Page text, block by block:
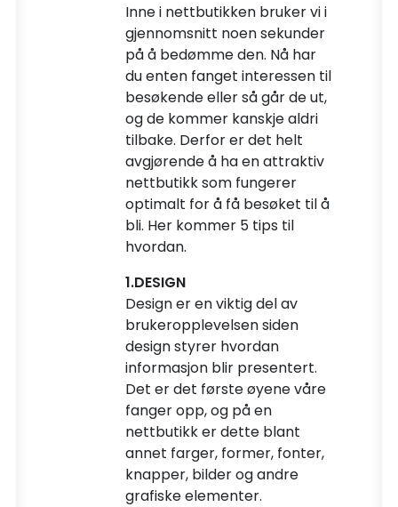
Inne i nettbutikken bruker vi i
gjennomsnitt noen sekunder
på å bedømme den. Nå har
du enten fanget interessen til
besøkende eller så går de ut,
og de kommer kanskje aldri
tilbake. Derfor er det helt
avgjørende å ha en attraktiv
nettbutikk som fungerer
optimalt for å få besøket til å
bli. Her kommer 5 tips til
hvordan.
1.DESIGN
Design er en viktig del av
brukeropplevelsen siden
design styrer hvordan
informasjon blir presentert.
Det er det første øyene våre
fanger opp, og på en
nettbutikk er dette blant
annet farger, former, fonter,
knapper, bilder og andre
grafiske elementer.